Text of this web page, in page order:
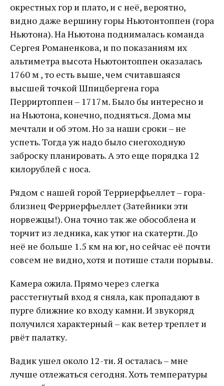
окрестных гор и плато, и с неё, вероятно,
видно даже вершину горы Ньютонтоппен (гора
Ньютона). На Ньютона поднималась команда
Сергея Романенкова, и по показаниям их
альтиметра высота Ньютонтоппен оказалась
1760 м , то есть выше, чем считавшаяся
высшей точкой Шпицбергена гора
Перриртоппен – 1717м. Было бы интересно и
на Ньютона, конечно, подняться. Дома мы
мечтали и об этом. Но за наши сроки – не
успеть. Тогда уж надо было снегоходную
заброску планировать. А это еще порядка 12
килорублей с носа.
Рядом с нашей горой Терриерфьеллет – гора-
близнец Ферриерфьеллет (Затейники эти
норвежцы!). Она точно так же обособлена и
торчит из ледника, как утюг на скатерти. До
неё не больше 1.5 км на юг, но сейчас её почти
совсем не видно, хотя и потише стали порывы.
Камера ожила. Прямо через слегка
расстегнутый вход я сняла, как пропадают в
пурге ближние ко входу камни. И звукоряд
получился характерный – как ветер треплет и
рвёт палатку.
Вадик ушел около 12-ти. Я осталась – мне
лучше отлежаться сегодня. Хоть температуры